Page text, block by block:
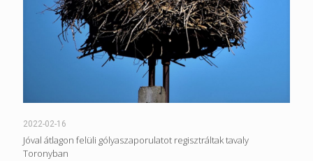
2022-02-16
Jóval átlagon felüli gólyaszaporulatot regisztráltak tavaly
Toronyban